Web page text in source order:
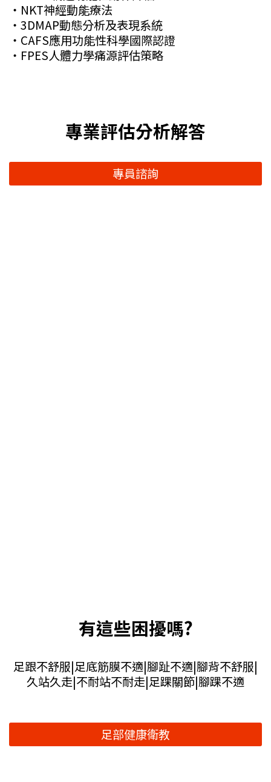
・NKT神經動能療法
・3DMAP動態分析及表現系統
・CAFS應用功能性科學國際認證
・FPES人體力學痛源評估策略
專業評估分析解答
專員諮詢
有這些困擾嗎?
足跟不舒服|足底筋膜不適|腳趾不適|腳背不舒服|
久站久走|不耐站不耐走|足踝關節|腳踝不適
足部健康衛教